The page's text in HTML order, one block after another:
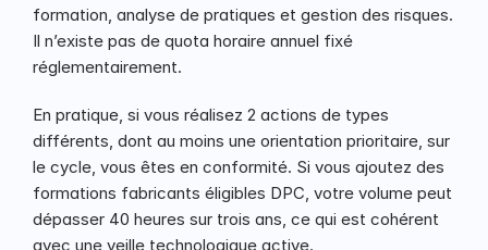
formation, analyse de pratiques et gestion des risques.
Il n’existe pas de quota horaire annuel fixé
réglementairement.
En pratique, si vous réalisez 2 actions de types
différents, dont au moins une orientation prioritaire, sur
le cycle, vous êtes en conformité. Si vous ajoutez des
formations fabricants éligibles DPC, votre volume peut
dépasser 40 heures sur trois ans, ce qui est cohérent
avec une veille technologique active.